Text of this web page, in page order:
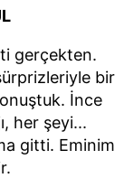
gerçekten.
bir
İnce
her şeyi...
gitti. Eminim